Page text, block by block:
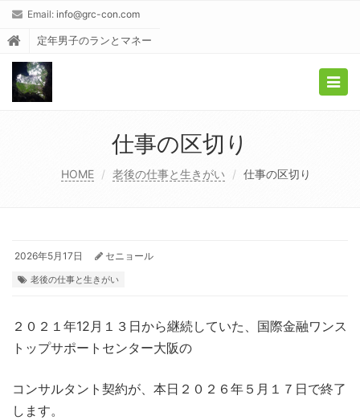
Email: info@grc-con.com
定年男子のランとマネー
仕事の区切り
HOME 老後の仕事と生きがい 仕事の区切り
2026年5月17日 セニョール
老後の仕事と生きがい
２０２１年12月１３日から継続していた、国際金融ワンス
トップサポートセンター大阪の
コンサルタント契約が、本日２０２６年５月１７日で終了
します。